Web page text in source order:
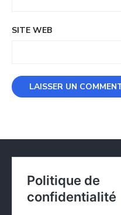
SITE WEB